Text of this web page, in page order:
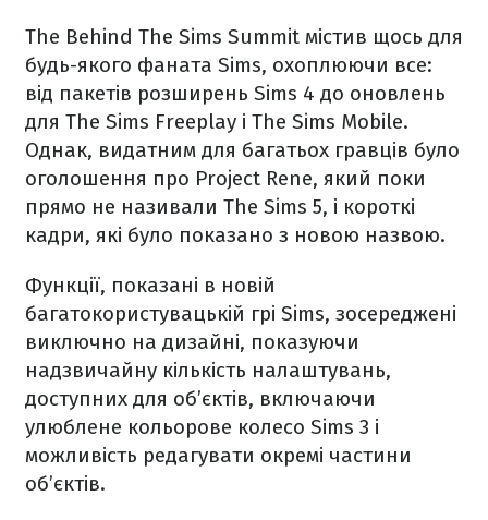
The Behind The Sims Summit містив щось для
будь-якого фаната Sims, охоплюючи все:
від пакетів розширень Sims 4 до оновлень
для The Sims Freeplay і The Sims Mobile.
Однак, видатним для багатьох гравців було
оголошення про Project Rene, який поки
прямо не називали The Sims 5, і короткі
кадри, які було показано з новою назвою.
Функції, показані в новій
багатокористувацькій грі Sims, зосереджені
виключно на дизайні, показуючи
надзвичайну кількість налаштувань,
доступних для об’єктів, включаючи
улюблене кольорове колесо Sims 3 і
можливість редагувати окремі частини
об’єктів.